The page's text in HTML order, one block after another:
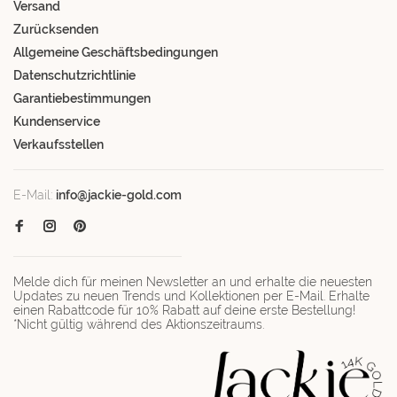
Versand
Zurücksenden
Allgemeine Geschäftsbedingungen
Datenschutzrichtlinie
Garantiebestimmungen
Kundenservice
Verkaufsstellen
E-Mail: info@jackie-gold.com
Melde dich für meinen Newsletter an und erhalte die neuesten
Updates zu neuen Trends und Kollektionen per E-Mail. Erhalte
einen Rabattcode für 10% Rabatt auf deine erste Bestellung!
*Nicht gültig während des Aktionszeitraums.